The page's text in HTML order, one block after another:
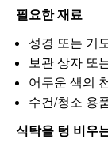
필요한 재료
성경 또는 기
보관 상자 또
어두운 색의
수건/청소 용
식탁을 텅 비우